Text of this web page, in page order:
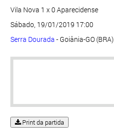
Vila Nova 1 x 0 Aparecidense
Sábado, 19/01/2019 17:00
Serra Dourada - Goiânia-GO (BRA)
Print da partida